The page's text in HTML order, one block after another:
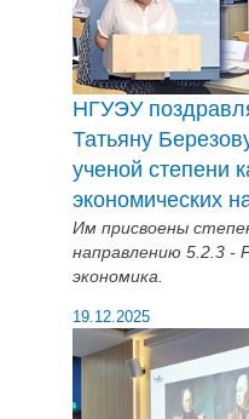
НГУЭУ
Татьяну
ученой степени
экономических
Им присвоены
направлению 5.2.3 -
экономика.
19.12.2025